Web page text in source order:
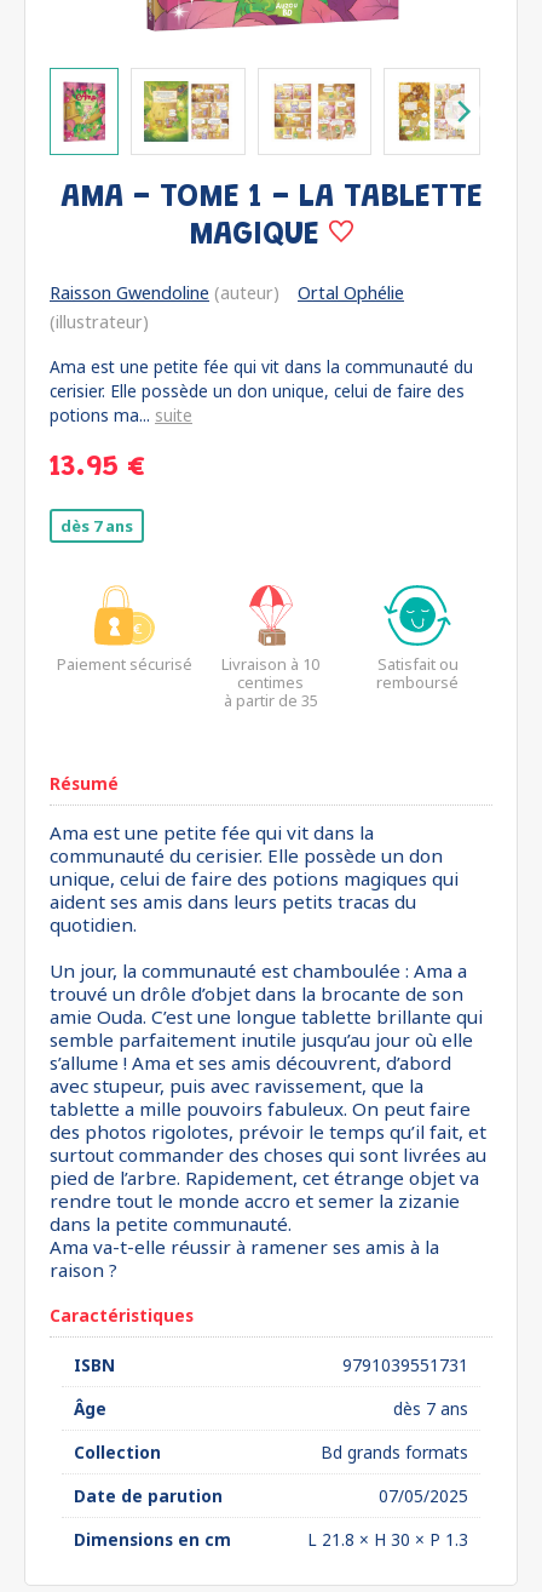
AMA - TOME 1 - LA TABLETTE
MAGIQUE
Raisson Gwendoline (auteur)
Ortal Ophélie
(illustrateur)
Ama est une petite fée qui vit dans la communauté du
cerisier. Elle possède un don unique, celui de faire des
potions ma... suite
13.95 €
dès 7 ans
Paiement sécurisé
Livraison à 10
centimes
à partir de 35
Satisfait ou
remboursé
Résumé
Ama est une petite fée qui vit dans la
communauté du cerisier. Elle possède un don
unique, celui de faire des potions magiques qui
aident ses amis dans leurs petits tracas du
quotidien.
Un jour, la communauté est chamboulée : Ama a
trouvé un drôle d’objet dans la brocante de son
amie Ouda. C’est une longue tablette brillante qui
semble parfaitement inutile jusqu’au jour où elle
s’allume ! Ama et ses amis découvrent, d’abord
avec stupeur, puis avec ravissement, que la
tablette a mille pouvoirs fabuleux. On peut faire
des photos rigolotes, prévoir le temps qu’il fait, et
surtout commander des choses qui sont livrées au
pied de l’arbre. Rapidement, cet étrange objet va
rendre tout le monde accro et semer la zizanie
dans la petite communauté.
Ama va-t-elle réussir à ramener ses amis à la
raison ?
Caractéristiques
ISBN
9791039551731
Âge
dès 7 ans
Collection
Bd grands formats
Date de parution
07/05/2025
Dimensions en cm
L 21.8 × H 30 × P 1.3